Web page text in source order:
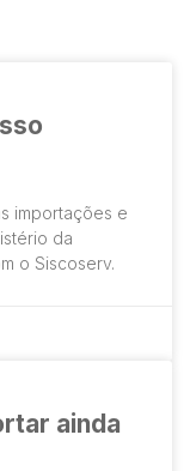
importações e
da
o Siscoserv.
ainda